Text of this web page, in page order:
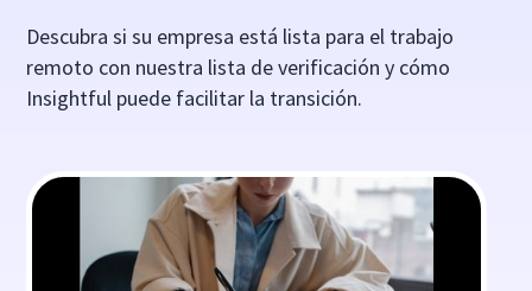
Descubra si su empresa está lista para el trabajo
remoto con nuestra lista de verificación y cómo
Insightful puede facilitar la transición.